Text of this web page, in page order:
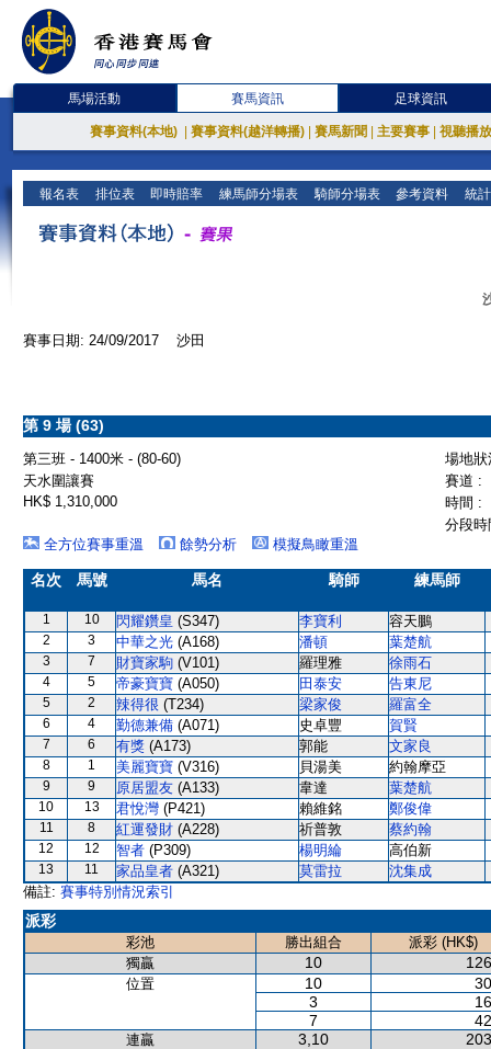
馬場活動 賽馬資訊 足球資訊
賽事資料(本地) 賽事資料(越洋轉播) 賽馬新聞 主要賽事 視聽播
報名表 排位表 即時賠率 練馬師分場表 騎師分場表 參考資料 統
賽事日期: 24/09/2017 沙田
第 9 場 (63)
第三班 - 1400米 - (80-60)
場地
天水圍讓賽
賽道 :
HK$ 1,310,000
時間 :
分段
全方位賽事重溫
餘勢分析 模擬鳥瞰重溫
名次 馬號 馬名 騎師 練馬師
1 10 閃耀鑽皇 (S347) 李寶利 容天鵬
2 3 中華之光 (A168) 潘頓 葉楚航
3 7 財寶家駒 (V101) 羅理雅 徐雨石
4 5 帝豪寶寶 (A050) 田泰安 告東尼
5 2 辣得很 (T234) 梁家俊 羅富全
6 4 勤德兼備 (A071) 史卓豐 賀賢
7 6 有獎 (A173) 郭能 文家良
8 1 美麗寶寶 (V316) 貝湯美 約翰摩亞
9 9 原居盟友 (A133) 韋達 葉楚航
10 13 君悅灣 (P421) 賴維銘 鄭俊偉
11 8 紅運發財 (A228) 祈普敦 蔡約翰
12 12 智者 (P309) 楊明綸 高伯新
13 11 家品皇者 (A321) 莫雷拉
沈集成
備註: 賽事特別情況索引
派彩
彩池 勝出組合
派彩 (HK$)
獨贏
10
位置 10
3
7
連贏 3,10